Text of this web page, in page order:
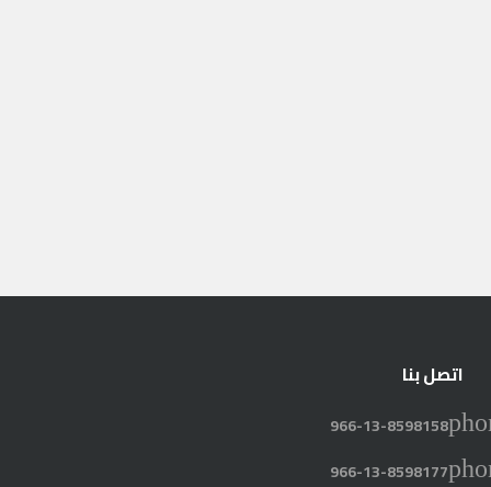
اتصل بنا
966-13-8598158
966-13-8598177